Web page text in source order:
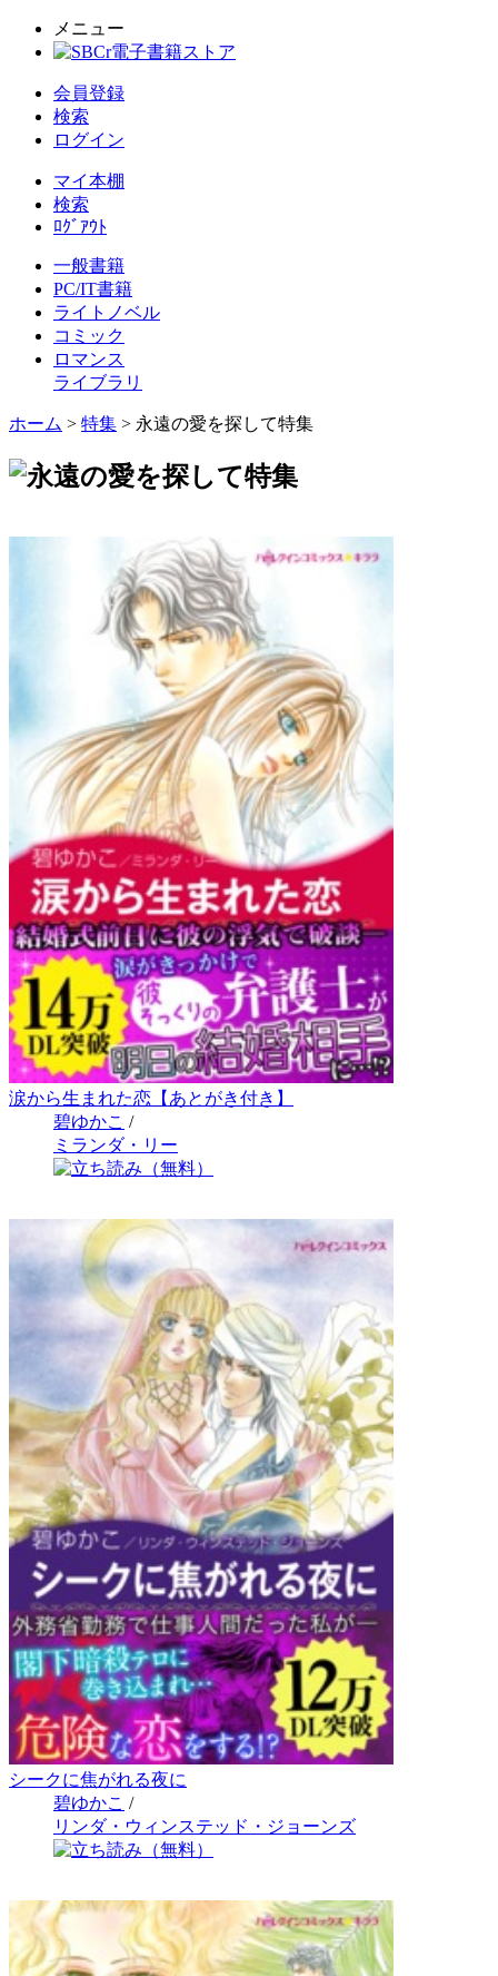
メニュー
会員登録
検索
ログイン
マイ本棚
検索
ﾛｸﾞｱｳﾄ
一般書籍
PC/IT書籍
ライトノベル
コミック
ロマンス
ライブラリ
ホーム > 特集 > 永遠の愛を探して特集
涙から生まれた恋【あとがき付き】
碧ゆかこ /
ミランダ・リー
シークに焦がれる夜に
碧ゆかこ /
リンダ・ウィンステッド・ジョーンズ